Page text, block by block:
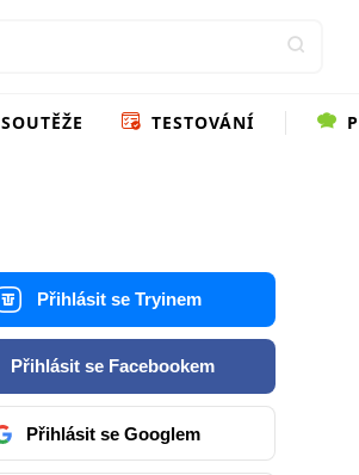
SOUTĚŽE TESTOVÁNÍ
Přihlásit se Tryinem
Přihlásit se Facebookem
Přihlásit se Googlem